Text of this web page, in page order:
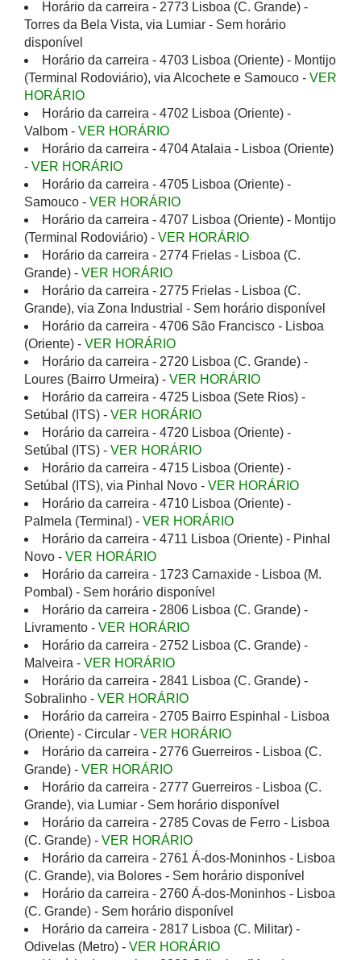
Horário da carreira - 2773 Lisboa (C. Grande) -
Torres da Bela Vista, via Lumiar - Sem horário
disponível
Horário da carreira - 4703 Lisboa (Oriente) - Montijo
(Terminal Rodoviário), via Alcochete e Samouco - VER
HORÁRIO
Horário da carreira - 4702 Lisboa (Oriente) -
Valbom - VER HORÁRIO
Horário da carreira - 4704 Atalaia - Lisboa (Oriente)
- VER HORÁRIO
Horário da carreira - 4705 Lisboa (Oriente) -
Samouco - VER HORÁRIO
Horário da carreira - 4707 Lisboa (Oriente) - Montijo
(Terminal Rodoviário) - VER HORÁRIO
Horário da carreira - 2774 Frielas - Lisboa (C.
Grande) - VER HORÁRIO
Horário da carreira - 2775 Frielas - Lisboa (C.
Grande), via Zona Industrial - Sem horário disponível
Horário da carreira - 4706 São Francisco - Lisboa
(Oriente) - VER HORÁRIO
Horário da carreira - 2720 Lisboa (C. Grande) -
Loures (Bairro Urmeira) - VER HORÁRIO
Horário da carreira - 4725 Lisboa (Sete Rios) -
Setúbal (ITS) - VER HORÁRIO
Horário da carreira - 4720 Lisboa (Oriente) -
Setúbal (ITS) - VER HORÁRIO
Horário da carreira - 4715 Lisboa (Oriente) -
Setúbal (ITS), via Pinhal Novo - VER HORÁRIO
Horário da carreira - 4710 Lisboa (Oriente) -
Palmela (Terminal) - VER HORÁRIO
Horário da carreira - 4711 Lisboa (Oriente) - Pinhal
Novo - VER HORÁRIO
Horário da carreira - 1723 Carnaxide - Lisboa (M.
Pombal) - Sem horário disponível
Horário da carreira - 2806 Lisboa (C. Grande) -
Livramento - VER HORÁRIO
Horário da carreira - 2752 Lisboa (C. Grande) -
Malveira - VER HORÁRIO
Horário da carreira - 2841 Lisboa (C. Grande) -
Sobralinho - VER HORÁRIO
Horário da carreira - 2705 Bairro Espinhal - Lisboa
(Oriente) - Circular - VER HORÁRIO
Horário da carreira - 2776 Guerreiros - Lisboa (C.
Grande) - VER HORÁRIO
Horário da carreira - 2777 Guerreiros - Lisboa (C.
Grande), via Lumiar - Sem horário disponível
Horário da carreira - 2785 Covas de Ferro - Lisboa
(C. Grande) - VER HORÁRIO
Horário da carreira - 2761 Á-dos-Moninhos - Lisboa
(C. Grande), via Bolores - Sem horário disponível
Horário da carreira - 2760 Á-dos-Moninhos - Lisboa
(C. Grande) - Sem horário disponível
Horário da carreira - 2817 Lisboa (C. Militar) -
Odivelas (Metro) - VER HORÁRIO